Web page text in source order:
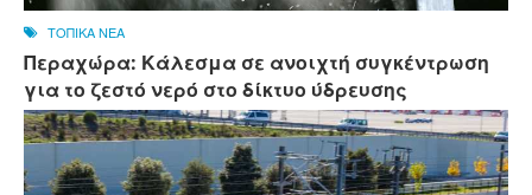
ΤΟΠΙΚΑ ΝΕΑ
Περαχώρα: Κάλεσμα σε ανοιχτή συγκέντρωση
για το ζεστό νερό στο δίκτυο ύδρευσης